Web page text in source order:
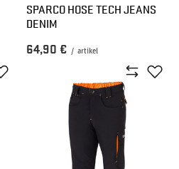
SPARCO HOSE TECH JEANS
DENIM
64,90 € / artikel